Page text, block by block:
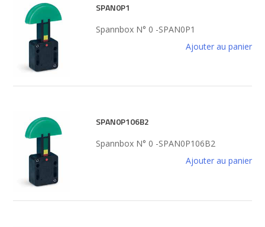
SPAN0P1
Spannbox N° 0 -SPAN0P1
Ajouter au panier
SPAN0P106B2
Spannbox N° 0 -SPAN0P106B2
Ajouter au panier